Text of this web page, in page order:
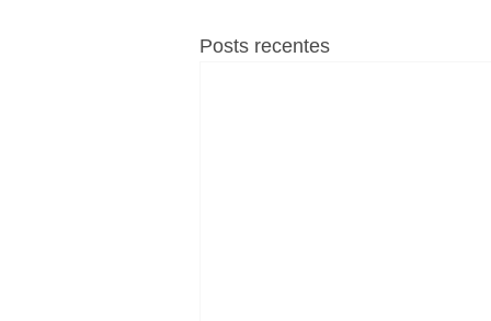
Posts recentes